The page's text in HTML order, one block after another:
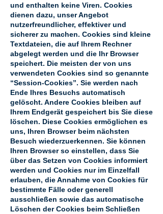
und enthalten keine Viren. Cookies
dienen dazu, unser Angebot
nutzerfreundlicher, effektiver und
sicherer zu machen. Cookies sind kleine
Textdateien, die auf Ihrem Rechner
abgelegt werden und die Ihr Browser
speichert. Die meisten der von uns
verwendeten Cookies sind so genannte
“Session-Cookies”. Sie werden nach
Ende Ihres Besuchs automatisch
gelöscht. Andere Cookies bleiben auf
Ihrem Endgerät gespeichert bis Sie diese
löschen. Diese Cookies ermöglichen es
uns, Ihren Browser beim nächsten
Besuch wiederzuerkennen. Sie können
Ihren Browser so einstellen, dass Sie
über das Setzen von Cookies informiert
werden und Cookies nur im Einzelfall
erlauben, die Annahme von Cookies für
bestimmte Fälle oder generell
ausschließen sowie das automatische
Löschen der Cookies beim Schließen